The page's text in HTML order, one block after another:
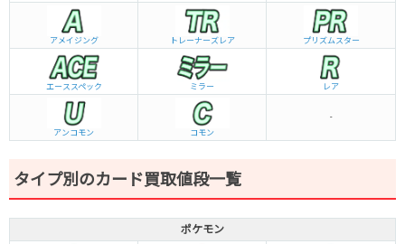
アメイジング トレーナーズレア プリズムスター
エーススペック ミラー レア
アンコモン コモン
-
タイプ別のカード買取値段一覧
ポケモン